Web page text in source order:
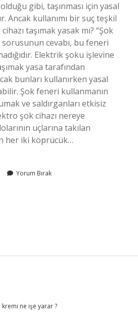
gibi, taşınması için yasal
Ancak kullanımı bir suç teşkil
taşımak yasak mı? “Şok
sorusunun cevabı, bu feneri
Elektrik şoku işlevine
yasa tarafından
bunları kullanırken yasal
Şok feneri kullanmanın
ve saldırganları etkisiz
şok cihazı nereye
uçlarına takılan
her iki köprücük…
Yorum Bırak
ne işe yarar ?